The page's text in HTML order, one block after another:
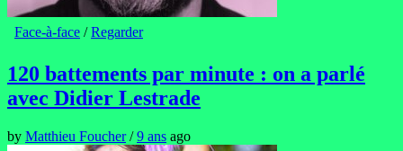
Face-à-face /Regarder
120 battements par minute : on a parlé
avec Didier Lestrade
by Matthieu Foucher/9 ans ago